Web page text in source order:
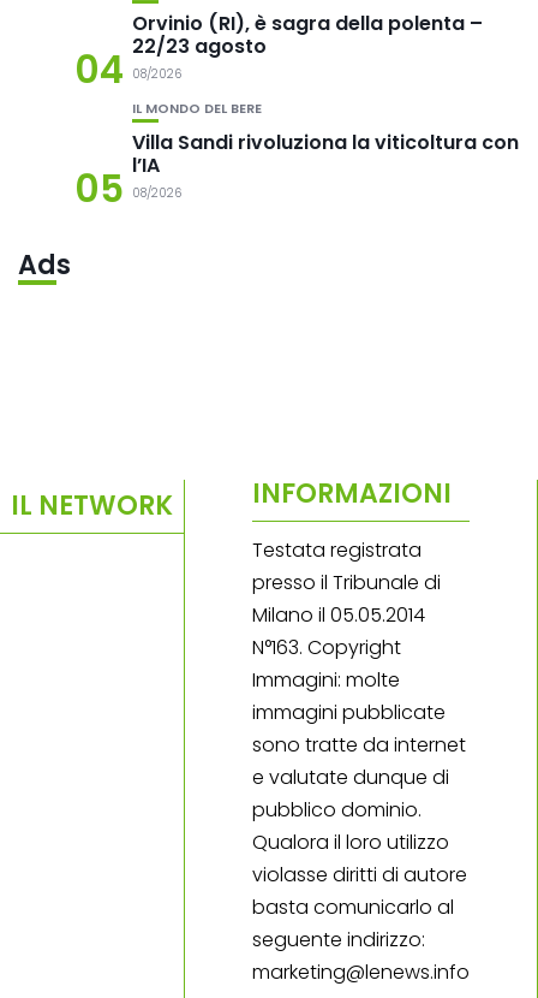
04
Orvinio (RI), è sagra della polenta –
22/23 agosto
08/2026
05
IL MONDO DEL BERE
Villa Sandi rivoluziona la viticoltura con
l’IA
08/2026
Ads
IL NETWORK INFORMAZIONI
Testata registrata
presso il Tribunale di
Milano il 05.05.2014
N°163. Copyright
Immagini: molte
immagini pubblicate
sono tratte da internet
e valutate dunque di
pubblico dominio.
Qualora il loro utilizzo
violasse diritti di autore
basta comunicarlo al
seguente indirizzo:
marketing@lenews.info